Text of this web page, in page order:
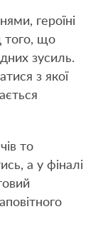
героїні
того, що
зусиль.
з якої
то
а у фіналі